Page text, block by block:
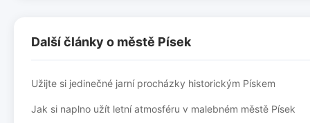
Další články o městě Písek
Užijte si jedinečné jarní procházky historickým Pískem
Jak si naplno užít letní atmosféru v malebném městě Písek